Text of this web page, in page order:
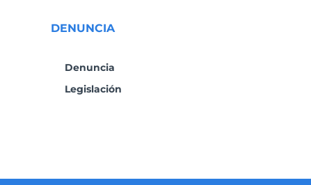
DENUNCIA
Denuncia
Legislación